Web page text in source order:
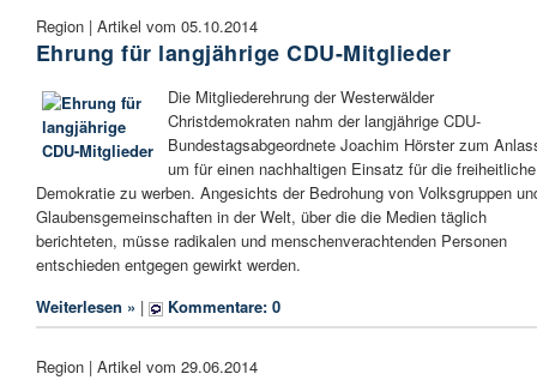
Region | Artikel vom 05.10.2014
Ehrung für langjährige CDU-Mitglieder
Die Mitgliederehrung der Westerwälder
Christdemokraten nahm der langjährige CDU-
Bundestagsabgeordnete Joachim Hörster zum
um für einen nachhaltigen Einsatz für die freiheitliche
Demokratie zu werben. Angesichts der Bedrohung von Volksgruppen
Glaubensgemeinschaften in der Welt, über die die Medien täglich
berichteten, müsse radikalen und menschenverachtenden Personen
entschieden entgegen gewirkt werden.
Weiterlesen » | Kommentare: 0
Region | Artikel vom 29.06.2014